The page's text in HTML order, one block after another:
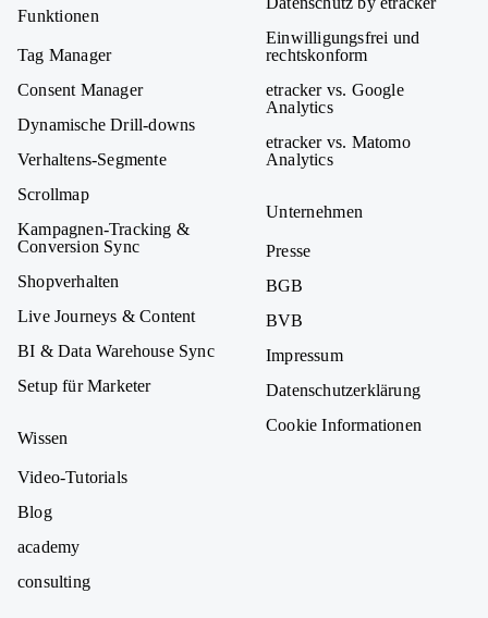
Funktionen
Tag Manager
Consent Manager
Dynamische Drill-downs
Verhaltens-Segmente
Scrollmap
Kampagnen-Tracking &
Conversion Sync
Shopverhalten
Live Journeys & Content
BI & Data Warehouse Sync
Setup für Marketer
Wissen
Video-Tutorials
Blog
academy
consulting
Einwilligungsfrei und
rechtskonform
etracker vs. Google
Analytics
etracker vs. Matomo
Analytics
Unternehmen
Presse
BGB
BVB
Impressum
Datenschutzerklärung
Cookie Informationen